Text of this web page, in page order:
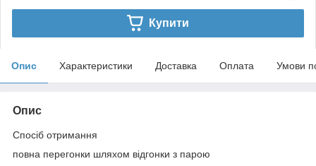
Купити
Опис Характеристики Доставка Оплата Умови
Опис
Спосіб отримання
повна перегонки шляхом відгонки з парою